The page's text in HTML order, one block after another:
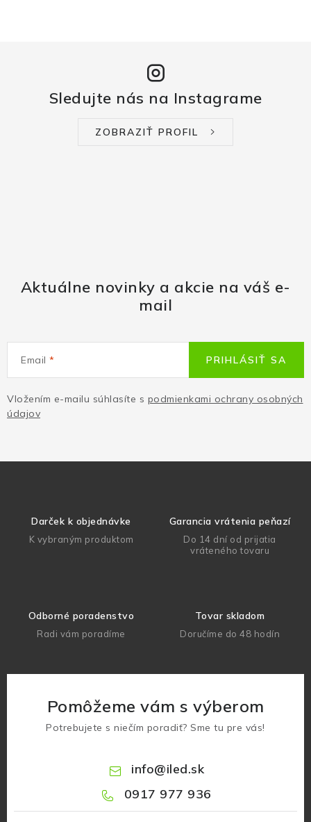
Sledujte nás na Instagrame
ZOBRAZIŤ PROFIL
Aktuálne novinky a akcie na váš e-
mail
Email
Vložením e-mailu súhlasíte s podmienkami ochrany osobných
údajov
PRIHLÁSIŤ SA
Darček k objednávke
K vybraným produktom
Garancia vrátenia peňazí
Do 14 dní od prijatia
vráteného tovaru
Odborné poradenstvo
Radi vám poradíme
Tovar skladom
Doručíme do 48 hodín
Pomôžeme vám s výberom
Potrebujete s niečím poradiť? Sme tu pre vás!
info@iled.sk
0917 977 936